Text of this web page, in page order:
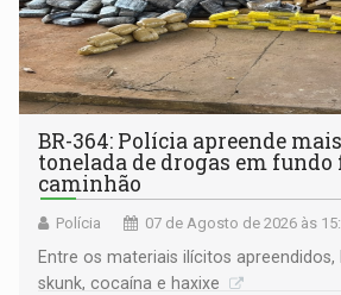
BR-364: Polícia apreende
tonelada de drogas em fundo
caminhão
Polícia 07 de Agosto de 2026 às
Entre os materiais ilícitos apreendidos,
skunk, cocaína e haxixe